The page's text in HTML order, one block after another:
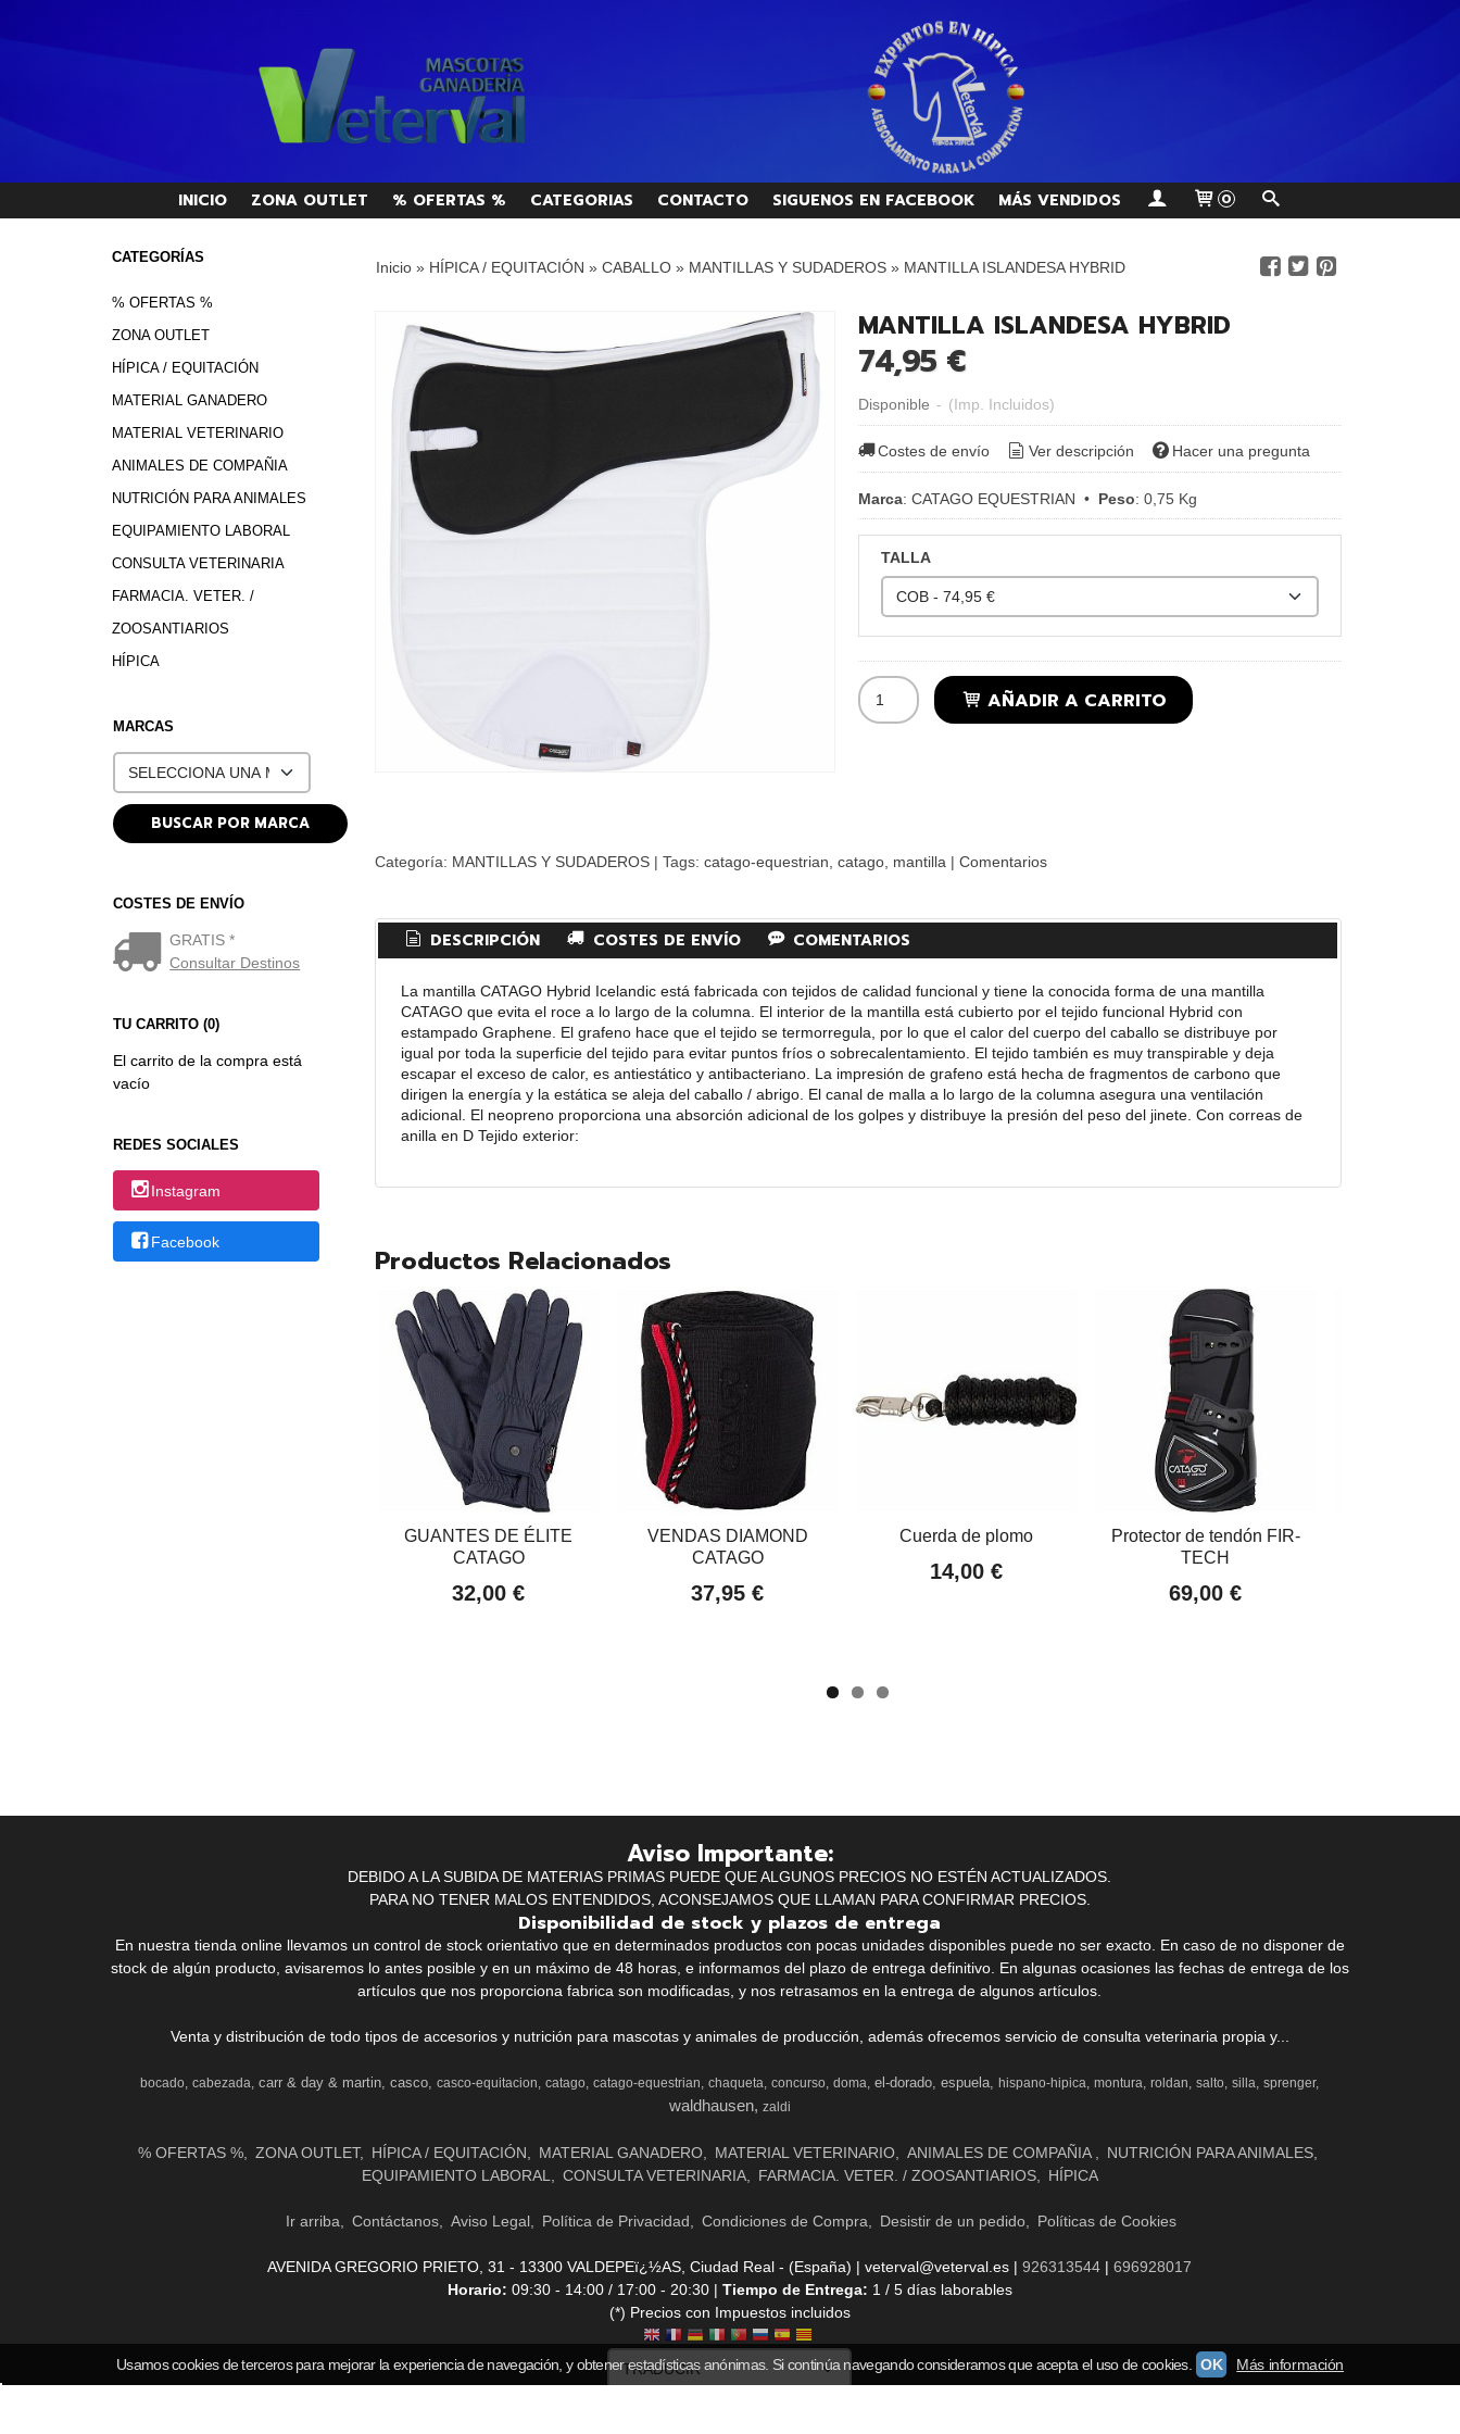
INICIO ZONA OUTLET % OFERTAS % CATEGORIAS CONTACTO SIGUENOS EN FACEBOOK MÁS VENDIDOS 0
CATEGORÍAS
% OFERTAS %
ZONA OUTLET
HÍPICA / EQUITACIÓN
MATERIAL GANADERO
MATERIAL VETERINARIO
ANIMALES DE COMPAÑIA
NUTRICIÓN PARA ANIMALES
EQUIPAMIENTO LABORAL
CONSULTA VETERINARIA
FARMACIA. VETER. /
ZOOSANTIARIOS
HÍPICA
MARCAS
COSTES DE ENVÍO
GRATIS *
Consultar Destinos
TU CARRITO (0)
El carrito de la compra está
vacío
REDES SOCIALES
Instagram
Facebook
Inicio» HÍPICA / EQUITACIÓN » CABALLO» MANTILLAS Y SUDADEROS» MANTILLA ISLANDESA HYBRID
MANTILLA ISLANDESA HYBRID
74,95 €
Disponible - (Imp. Incluidos)
Costes de envío Ver descripción Hacer una pregunta
Marca: CATAGO EQUESTRIAN • Peso: 0,75 Kg
TALLA
AÑADIR A CARRITO
Categoría: MANTILLAS Y SUDADEROS| Tags: catago-equestrian catago mantilla | Comentarios
DESCRIPCIÓN COSTES DE ENVÍO COMENTARIOS
La mantilla CATAGO Hybrid Icelandic está fabricada con tejidos de calidad funcional y tiene la conocida forma de una mantilla
CATAGO que evita el roce a lo largo de la columna. El interior de la mantilla está cubierto por el tejido funcional Hybrid con
estampado Graphene. El grafeno hace que el tejido se termorregula, por lo que el calor del cuerpo del caballo se distribuye por
igual por toda la superficie del tejido para evitar puntos fríos o sobrecalentamiento. El tejido también es muy transpirable y deja
escapar el exceso de calor, es antiestático y antibacteriano. La impresión de grafeno está hecha de fragmentos de carbono que
dirigen la energía y la estática se aleja del caballo / abrigo. El canal de malla a lo largo de la columna asegura una ventilación
adicional. El neopreno proporciona una absorción adicional de los golpes y distribuye la presión del peso del jinete. Con correas de
anilla en D Tejido exterior:
Productos Relacionados
GUANTES DE ÉLITE
CATAGO
32,00 €
VENDAS DIAMOND
CATAGO
37,95 €
Cuerda de plomo
14,00 €
Protector de tendón FIR-
TECH
69,00 €
Aviso Importante:
DEBIDO A LA SUBIDA DE MATERIAS PRIMAS PUEDE QUE ALGUNOS PRECIOS NO ESTÉN ACTUALIZADOS.
PARA NO TENER MALOS ENTENDIDOS, ACONSEJAMOS QUE LLAMAN PARA CONFIRMAR PRECIOS.
Disponibilidad de stock y plazos de entrega
En nuestra tienda online llevamos un control de stock orientativo que en determinados productos con pocas unidades disponibles puede no ser exacto. En caso de no disponer de
stock de algún producto, avisaremos lo antes posible y en un máximo de 48 horas, e informamos del plazo de entrega definitivo. En algunas ocasiones las fechas de entrega de los
artículos que nos proporciona fabrica son modificadas, y nos retrasamos en la entrega de algunos artículos.
Venta y distribución de todo tipos de accesorios y nutrición para mascotas y animales de producción, además ofrecemos servicio de consulta veterinaria propia y...
bocado cabezada carr & day & martin casco casco-equitacion catago catago-equestrian chaqueta concurso doma el-dorado espuela hispano-hipica montura roldan salto silla sprenger
waldhausen zaldi
% OFERTAS % ZONA OUTLET HÍPICA / EQUITACIÓN MATERIAL GANADERO MATERIAL VETERINARIO ANIMALES DE COMPAÑIA
NUTRICIÓN PARA ANIMALES
EQUIPAMIENTO LABORAL
CONSULTA VETERINARIA FARMACIA. VETER. / ZOOSANTIARIOS HÍPICA
Ir arriba Contáctanos Aviso Legal Política de Privacidad Condiciones de Compra Desistir de un pedido Políticas de Cookies
AVENIDA GREGORIO PRIETO, 31 - 13300 VALDEPEï¿½AS, Ciudad Real - (España) | veterval@veterval.es |926313544 |696928017
Horario: 09:30 - 14:00 / 17:00 - 20:30 | Tiempo de Entrega: 1 / 5 días laborables
(*) Precios con Impuestos incluidos
Usamos cookies de terceros para mejorar la experiencia de navegación, y obtener estadísticas anónimas. Si continúa navegando consideramos que acepta el uso de cookies. OK Más información